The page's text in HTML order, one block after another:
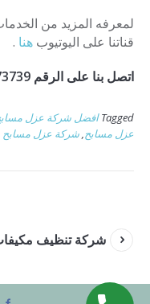
لمعرفه المزيد من
قناتنا على اليوتيوب هنا .
اتصل بنا على الرقم 0507273739
Tagged افضل شركة عزل
عزل مسابح,شركة عزل مسابح
شركة تنظيف